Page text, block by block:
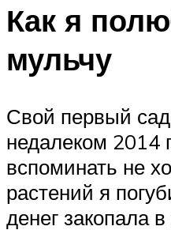
Как я
мульчу
Свой первый
недалеком 2014
вспоминать не
растений я
денег закопала